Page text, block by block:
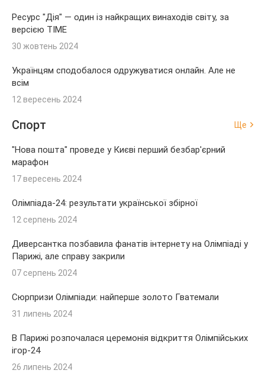
Ресурс "Дія" — один із найкращих винаходів світу, за
версією TIME
30 жовтень 2024
Українцям сподобалося одружуватися онлайн. Але не
всім
12 вересень 2024
Спорт Ще
"Нова пошта" проведе у Києві перший безбар'єрний
марафон
17 вересень 2024
Олімпіада-24: результати української збірної
12 серпень 2024
Диверсантка позбавила фанатів інтернету на Олімпіаді у
Парижі, але справу закрили
07 серпень 2024
Сюрпризи Олімпіади: найперше золото Гватемали
31 липень 2024
В Парижі розпочалася церемонія відкриття Олімпійських
ігор-24
26 липень 2024